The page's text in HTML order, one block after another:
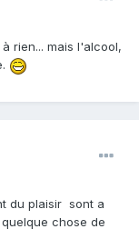
rien... mais l'alcool,
du plaisir sont a
chose de